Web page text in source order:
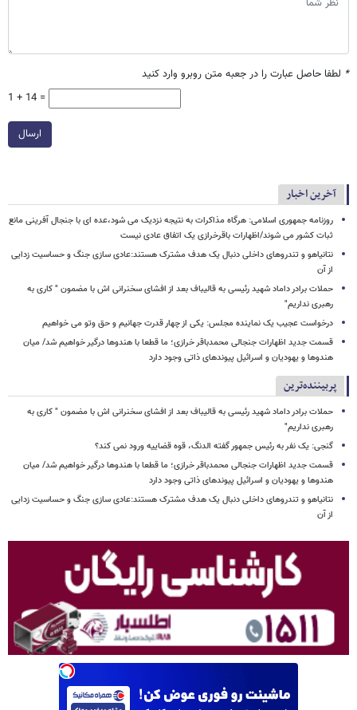
* لطفا حاصل عبارت را در جعبه متن روبرو وارد کنید
1 + 14 =
ارسال
آخرین اخبار
روزنامه جمهوری اسلامی: هرگاه مذاکرات به نتیجه نزدیک می شود،عده ای با جنجال آفرینی مانع
ثبات کشور می شوند/اظهارات باقرخرازی یک اتفاق عادی نیست
نتانیاهو و تندروهای داخلی دنبال یک هدف مشترک هستند:عادی سازی جنگ و حساسیت زدایی
از آن
حملات برادر داماد شهید رئیسی به قالیباف بعد از افشای سخنرانی اش با مضمون " کاری به
رهبری نداریم"
درخواست عجیب یک نماینده مجلس: یکی از چهار قدرت جهانیم و حق وتو می خواهیم
قسمت جدید اظهارات جنجالی محمدباقر خرازی؛ ما قطعا با هندوها درگیر خواهیم شد/ میان
هندوها و یهودیان و اسرائیل پیوندهای ذاتی وجود دارد
پربیننده‌ترین
حملات برادر داماد شهید رئیسی به قالیباف بعد از افشای سخنرانی اش با مضمون " کاری به
رهبری نداریم"
گنجی: یک نفر به رئیس جمهور گفته الدنگ، قوه قضاییه ورود نمی کند؟
قسمت جدید اظهارات جنجالی محمدباقر خرازی؛ ما قطعا با هندوها درگیر خواهیم شد/ میان
هندوها و یهودیان و اسرائیل پیوندهای ذاتی وجود دارد
نتانیاهو و تندروهای داخلی دنبال یک هدف مشترک هستند:عادی سازی جنگ و حساسیت زدایی
از آن